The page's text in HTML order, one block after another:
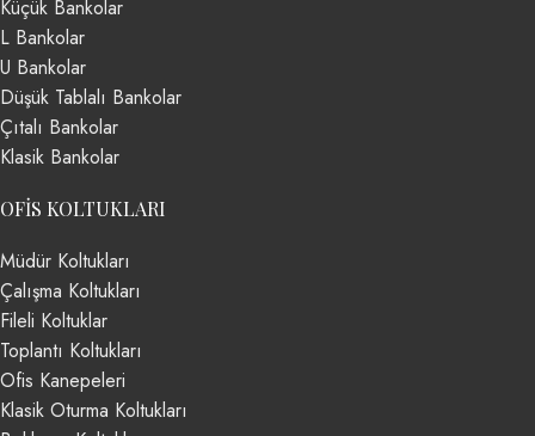
Küçük Bankolar
L Bankolar
U Bankolar
Düşük Tablalı Bankolar
Çıtalı Bankolar
Klasik Bankolar
OFIS KOLTUKLARI
Müdür Koltukları
Çalışma Koltukları
Fileli Koltuklar
Toplantı Koltukları
Ofis Kanepeleri
Klasik Oturma Koltukları